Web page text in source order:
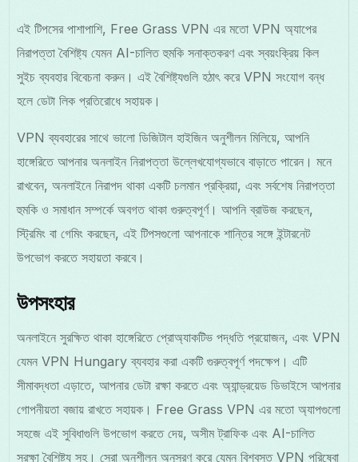
এই টিপসের পাশাপাশি, Free Grass VPN এর মতো VPN অ্যাপের
নিরাপত্তা বৈশিষ্ট্য যেমন AI-চালিত হুমকি সনাক্তকরণ এবং স্বয়ংক্রিয় কিল
সুইচ ব্যবহার বিবেচনা করুন। এই বৈশিষ্ট্যগুলি হঠাৎ করে VPN সংযোগ বন্ধ
হলে ডেটা লিক প্রতিরোধে সহায়ক।
VPN ব্যবহারের সাথে ভালো ডিজিটাল হাইজিন অনুশীলন মিলিয়ে, আপনি
হাঙ্গেরিতে আপনার অনলাইন নিরাপত্তা উল্লেখযোগ্যভাবে বাড়াতে পারেন। মনে
রাখবেন, অনলাইনে নিরাপদ থাকা একটি চলমান প্রক্রিয়া, এবং সর্বশেষ নিরাপত্তা
হুমকি ও সমাধান সম্পর্কে অবগত থাকা গুরুত্বপূর্ণ। আপনি ব্রাউজ করছেন,
স্ট্রিমিং বা গেমিং করছেন, এই টিপসগুলো আপনাকে শান্তির সঙ্গে ইন্টারনেট
উপভোগ করতে সহায়তা করবে।
উপসংহার
অনলাইনে সুরক্ষিত থাকা হাঙ্গেরিতে প্রোঅ্যাকটিভ পদ্ধতি প্রয়োজন, এবং VPN
যেমন VPN Hungary ব্যবহার করা একটি গুরুত্বপূর্ণ পদক্ষেপ। এটি
সীমাবদ্ধতা এড়াতে, আপনার ডেটা রক্ষা করতে এবং অ্যান্ড্রয়েড ডিভাইসে আপনার
গোপনীয়তা বজায় রাখতে সহায়ক। Free Grass VPN এর মতো অ্যাপগুলো
সহজে এই সুবিধাগুলি উপভোগ করতে দেয়, অসীম ট্রাফিক এবং AI-চালিত
সুরক্ষা বৈশিষ্ট্য সহ। সেরা অনুশীলন অনুসরণ করে যেমন বিশ্বস্ত VPN পরিষেবা